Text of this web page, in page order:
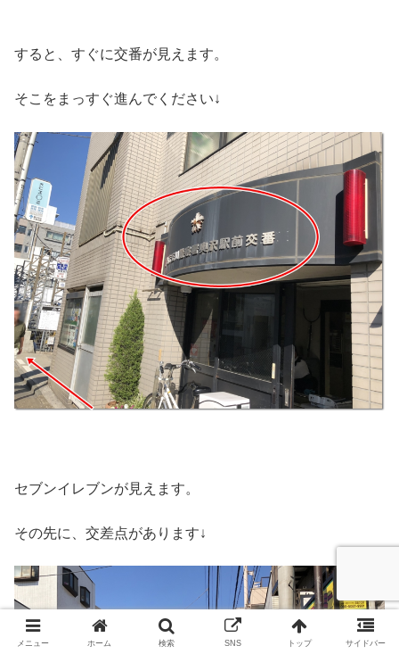
すると、すぐに交番が見えます。
そこをまっすぐ進んでください↓
セブンイレブンが見えます。
その先に、交差点があります↓
メニュー ホーム 検索 SNS トップ サイドバー